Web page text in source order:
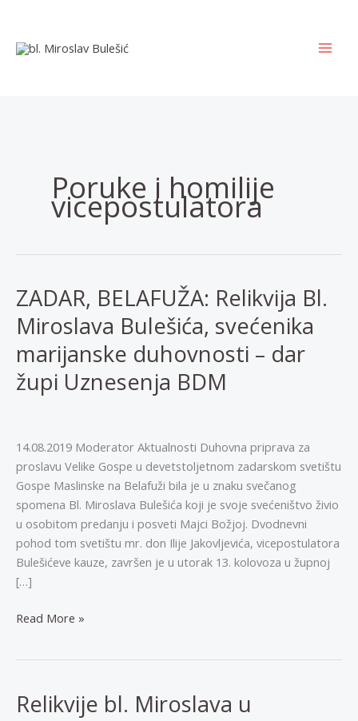
content
Poruke i homilije
vicepostulatora
ZADAR, BELAFUŽA: Relikvija Bl.
Miroslava Bulešića, svećenika
marijanske duhovnosti – dar
župi Uznesenja BDM
14.08.2019 Moderator Aktualnosti Duhovna priprava za
proslavu Velike Gospe u devetstoljetnom zadarskom svetištu
Gospe Maslinske na Belafuži bila je u znaku svečanog
spomena Bl. Miroslava Bulešića koji je svoje svećeništvo živio
u osobitom predanju i posveti Majci Božjoj. Dvodnevni
pohod tom svetištu mr. don Ilije Jakovljevića, vicepostulatora
Bulešićeve kauze, završen je u utorak 13. kolovoza u župnoj
[…]
ZADAR,
Miroslava
Bulešića,
Read More »
Relikvije bl. Miroslava u